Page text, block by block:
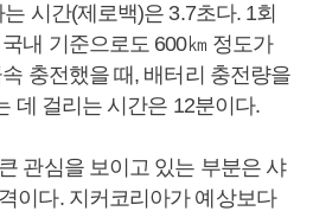
시간(제로백)은 3.7초다. 1회
내 기준으로도 600㎞ 정도가
충전했을 때, 배터리 충전량을
데 걸리는 시간은 12분이다.
관심을 보이고 있는 부분은 샤
이다. 지커코리아가 예상보다